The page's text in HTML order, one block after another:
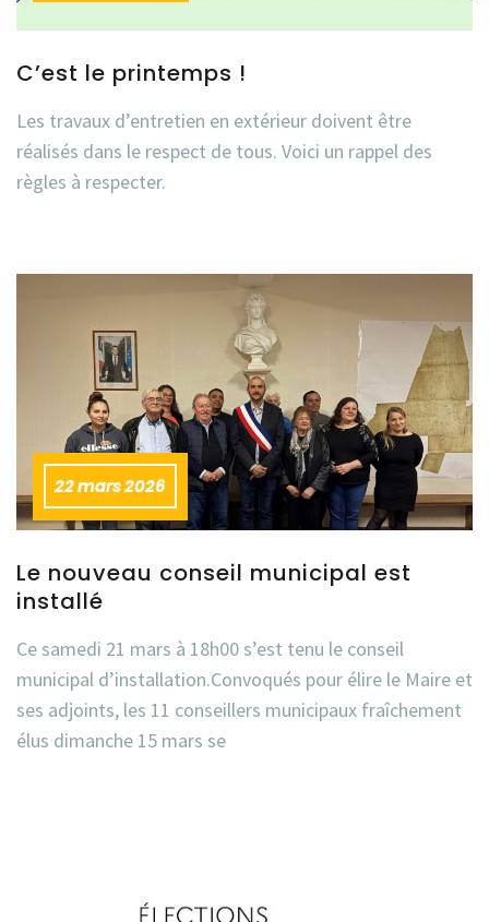
C’est le printemps !
Les travaux d’entretien en extérieur doivent être
réalisés dans le respect de tous. Voici un rappel des
règles à respecter.
22 mars 2026
Le nouveau conseil municipal est
installé
Ce samedi 21 mars à 18h00 s’est tenu le conseil
municipal d’installation.Convoqués pour élire le Maire et
ses adjoints, les 11 conseillers municipaux fraîchement
élus dimanche 15 mars se